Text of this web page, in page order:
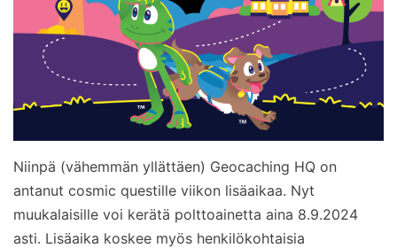
Niinpä (vähemmän yllättäen) Geocaching HQ on
antanut cosmic questille viikon lisäaikaa. Nyt
muukalaisille voi kerätä polttoainetta aina 8.9.2024
asti. Lisäaika koskee myös henkilökohtaisia